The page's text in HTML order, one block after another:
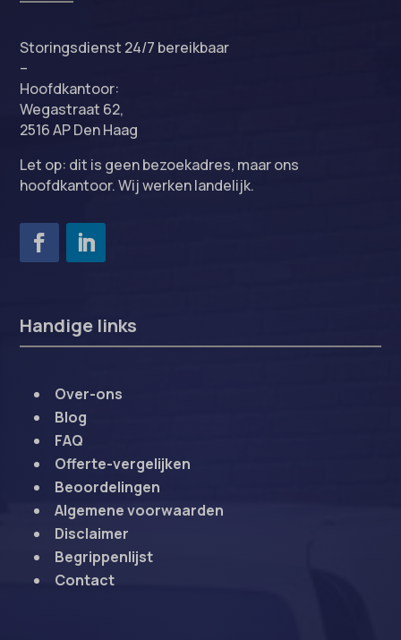
Storingsdienst 24/7 bereikbaar
–
Hoofdkantoor:
Wegastraat 62,
2516 AP Den Haag
Let op: dit is geen bezoekadres, maar ons
hoofdkantoor. Wij werken landelijk.
Handige links
Over-ons
Blog
FAQ
Offerte-vergelijken
Beoordelingen
Algemene voorwaarden
Disclaimer
Begrippenlijst
Contact